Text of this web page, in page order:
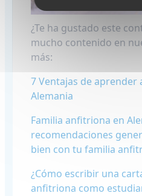
¿Te ha gustado este
mucho contenido en
más:
7 Ventajas de aprender
Alemania
Familia anfitriona en
recomendaciones
bien con tu familia
¿Cómo escribir una
anfitriona como